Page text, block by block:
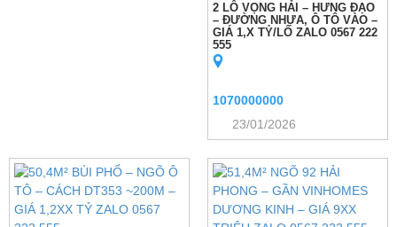
2 LÔ VỌNG HẢI – HƯNG ĐẠO
– ĐƯỜNG NHỰA, Ô TÔ VÀO –
GIÁ 1,X TỶ/LÔ ZALO 0567 222
555
1070000000
23/01/2026